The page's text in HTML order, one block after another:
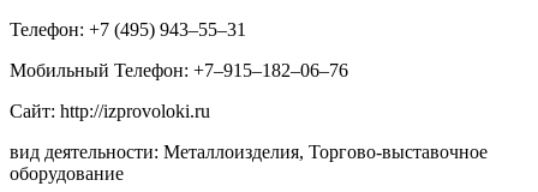
Телефон: +7 (495) 943‒55‒31
Мобильный Телефон: +7‒915‒182‒06‒76
Сайт: http://izprovoloki.ru
вид деятельности: Металлоизделия, Торгово-выставочное
оборудование